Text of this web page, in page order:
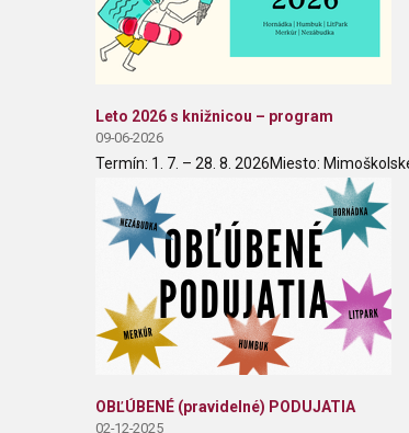
Leto 2026 s knižnicou – program
09-06-2026
Termín: 1. 7. – 28. 8. 2026Miesto:
OBĽÚBENÉ (pravidelné) PODUJATIA
02-12-2025